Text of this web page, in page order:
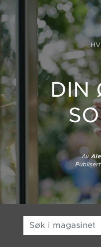
DIN
Av
Publisert
Søk i magasinet